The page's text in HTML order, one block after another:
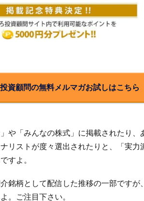
資顧問の無料メルマガお試しはこちら
や「みんなの株式」に掲載されたり、
リストが度々選出されたりと、「実力
すよ。
銘柄として配信した推移の一部ですが
。ご注目下さい。